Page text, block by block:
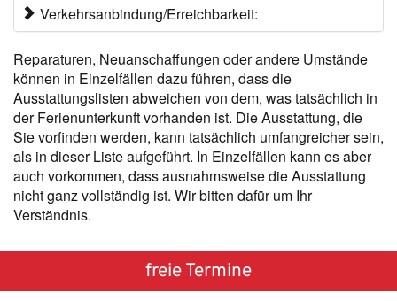
Verkehrsanbindung/Erreichbarkeit:
Reparaturen, Neuanschaffungen oder andere Umstände
können in Einzelfällen dazu führen, dass die
Ausstattungslisten abweichen von dem, was tatsächlich in
der Ferienunterkunft vorhanden ist. Die Ausstattung, die
Sie vorfinden werden, kann tatsächlich umfangreicher sein,
als in dieser Liste aufgeführt. In Einzelfällen kann es aber
auch vorkommen, dass ausnahmsweise die Ausstattung
nicht ganz vollständig ist. Wir bitten dafür um Ihr
Verständnis.
freie Termine